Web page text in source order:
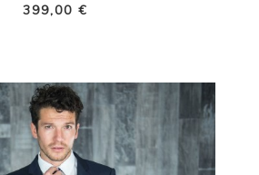
399,00 €